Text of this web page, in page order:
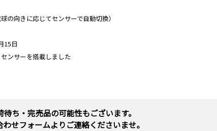
向きに応じてセンサーで自動切換）
15日
ンサーを搭載しました
ち・完売品の可能性もございます。
せフォームよりご連絡くださいませ。